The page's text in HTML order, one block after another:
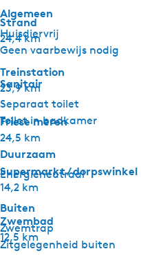
Algemeen
Huisdiervrij
Geen vaarbewijs nodig
Sanitair
Separaat toilet
Toilet in badkamer
Duurzaam
Energieneutraal
Buiten
Zwemtrap
Zitgelegenheid buiten
Strand
24,4 km
Treinstation
23,9 km
Friese meren
24,5 km
Supermarkt / dorpswinkel
14,2 km
Zwembad
12,5 km